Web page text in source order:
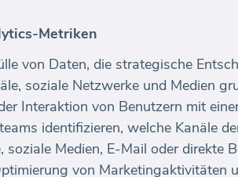
Metriken
von Daten, die strategische
soziale Netzwerke und Medien
Interaktion von Benutzern mit
identifizieren, welche Kanäle
Medien, E-Mail oder direkte
von Marketingaktivitäten